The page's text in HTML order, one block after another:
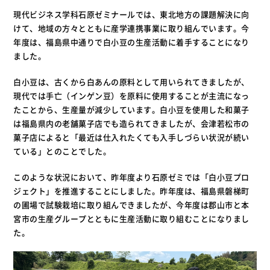
現代ビジネス学科石原ゼミナールでは、東北地方の課題解決に向
けて、地域の方々とともに産学連携事業に取り組んでいます。今
年度は、福島県中通りで白小豆の生産活動に着手することになり
ました。
白小豆は、古くから白あんの原料として用いられてきましたが、
現代では手亡（インゲン豆）を原料に使用することが主流になっ
たことから、生産量が減少しています。白小豆を使用した和菓子
は福島県内の老舗菓子店でも造られてきましたが、会津若松市の
菓子店によると「最近は仕入れたくても入手しづらい状況が続い
ている」とのことでした。
このような状況において、昨年度より石原ゼミでは「白小豆プロ
ジェクト」を推進することにしました。昨年度は、福島県磐梯町
の圃場で試験栽培に取り組んできましたが、今年度は郡山市と本
宮市の生産グループとともに生産活動に取り組むことになりまし
た。